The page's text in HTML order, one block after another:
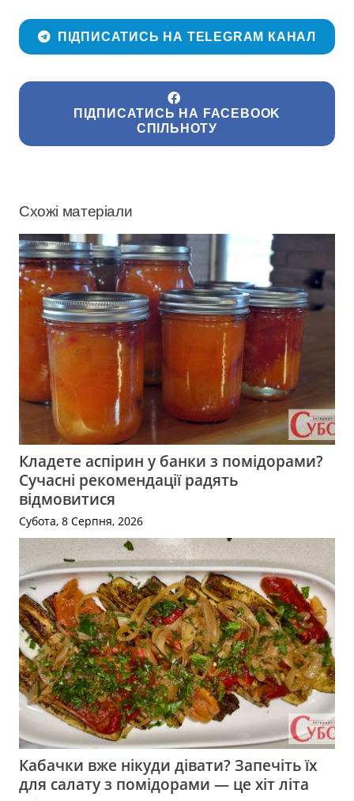
ПІДПИСАТИСЬ НА TELEGRAM КАНАЛ
ПІДПИСАТИСЬ НА FACEBOOK
СПІЛЬНОТУ
Схожі матеріали
Кладете аспірин у банки з помідорами?
Сучасні рекомендації радять
відмовитися
Субота, 8 Серпня, 2026
Кабачки вже нікуди дівати? Запечіть їх
для салату з помідорами — це хіт літа